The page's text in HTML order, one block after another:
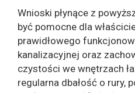
Wnioski płynące z
być pomocne dla
prawidłowego
kanalizacyjnej oraz
czystości we wnętrzach
regularna dbałość o rury,